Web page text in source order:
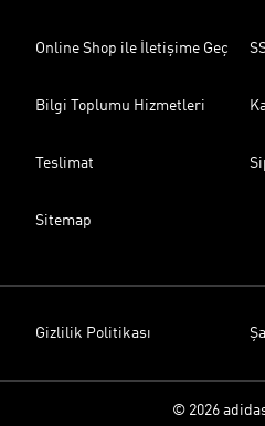
Online Shop ile İletişime Geç
Bilgi Toplumu Hizmetleri
Teslimat
Sitemap
Gizlilik Politikası
© 2026